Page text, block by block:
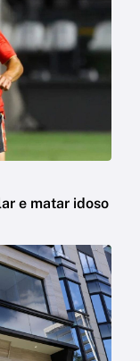
e matar idoso